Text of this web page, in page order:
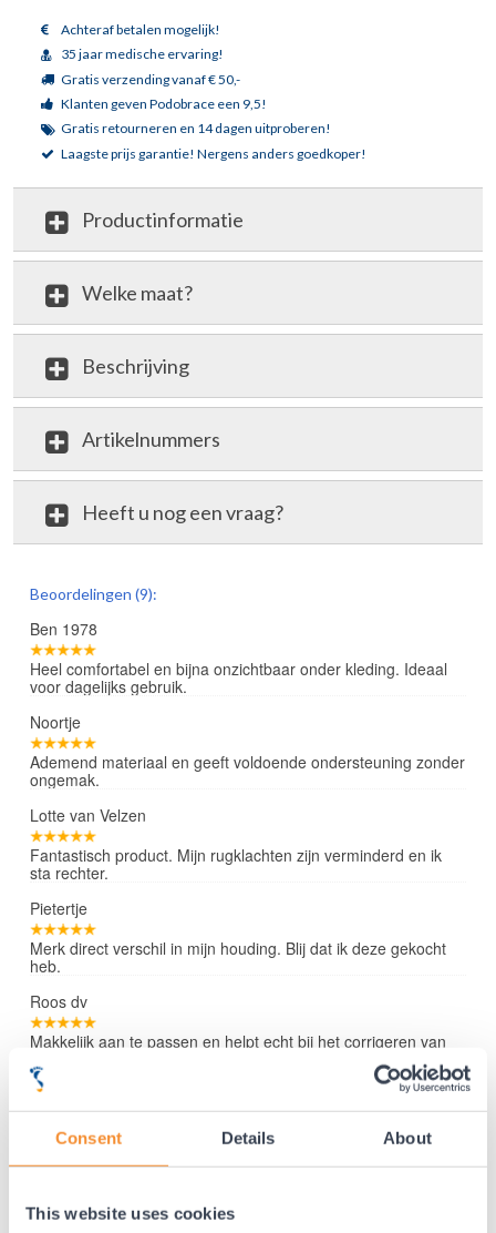
Consent Details About
This website uses cookies
Achteraf betalen mogelijk!
35 jaar medische ervaring!
Gratis verzending vanaf € 50,-
Klanten geven Podobrace een 9,5!
Gratis retourneren en 14 dagen uitproberen!
Laagste prijs garantie! Nergens anders goedkoper!
Productinformatie
Welke maat?
Beschrijving
Artikelnummers
Heeft u nog een vraag?
Beoordelingen (9):
Ben 1978
Heel comfortabel en bijna onzichtbaar onder kleding. Ideaal
voor dagelijks gebruik.
Noortje
Ademend materiaal en geeft voldoende ondersteuning zonder
ongemak.
Lotte van Velzen
Fantastisch product. Mijn rugklachten zijn verminderd en ik
sta rechter.
Pietertje
Merk direct verschil in mijn houding. Blij dat ik deze gekocht
heb.
Roos dv
Makkelijk aan te passen en helpt echt bij het corrigeren van
Lees verder »
Nr.1 in Benelux en Duitsland!